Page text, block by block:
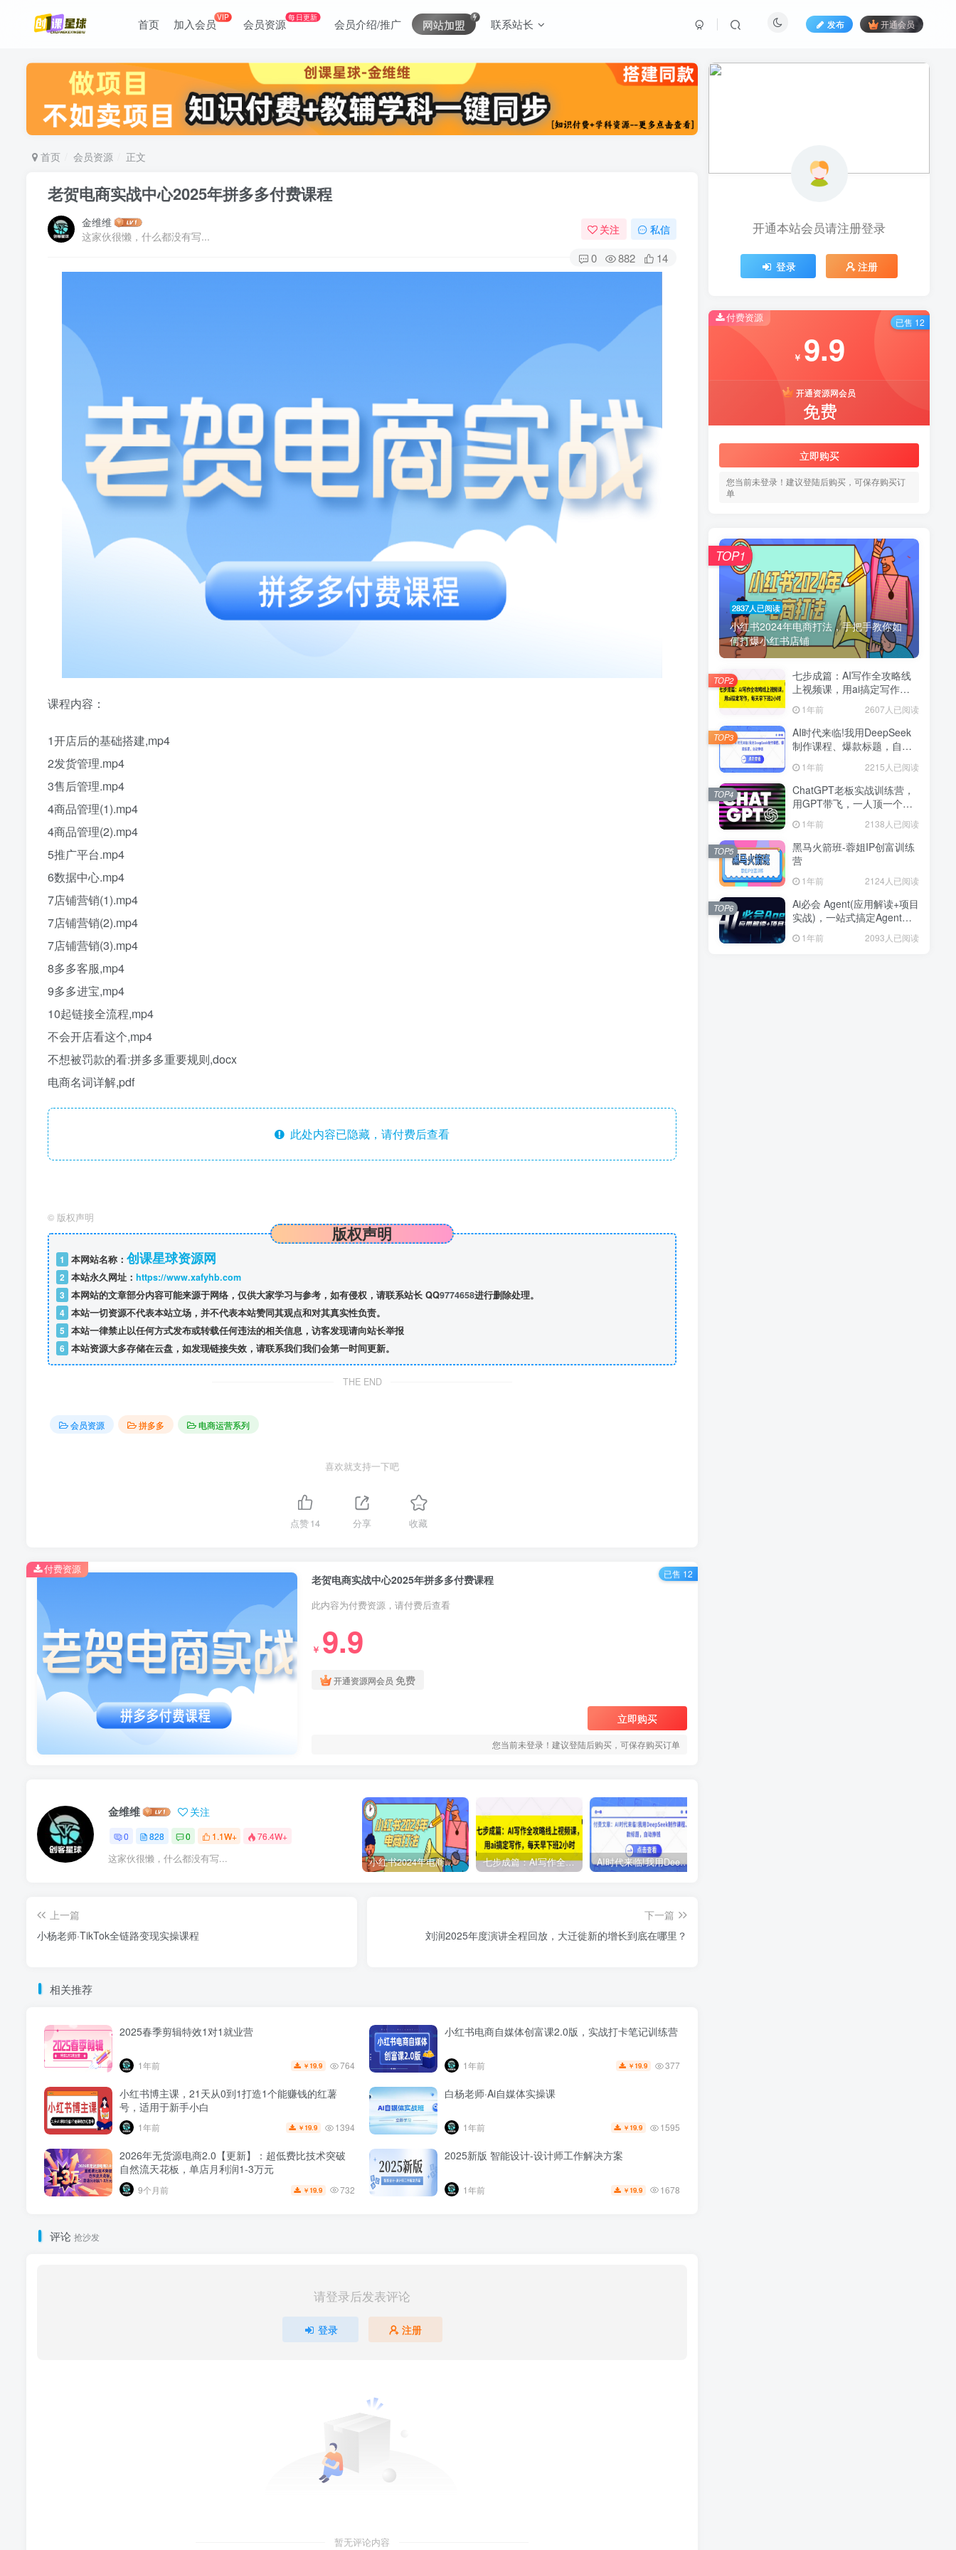
首页 加入会员VIP 会员资源 每日更新 会员介绍/推广 网站加盟 联系站长 发布 开通会员
首页 会员资源 正文
老贺电商实战中心2025年拼多多付费课程
金维维
这家伙很懒，什么都没有写...
关注 私信
0 882 14
课程内容：
1开店后的基础搭建,mp4
2发货管理.mp4
3售后管理.mp4
4商品管理(1).mp4
4商品管理(2).mp4
5推广平台.mp4
6数据中心.mp4
7店铺营销(1).mp4
7店铺营销(2).mp4
7店铺营销(3).mp4
8多多客服,mp4
9多多进宝,mp4
10起链接全流程,mp4
不会开店看这个,mp4
不想被罚款的看:拼多多重要规则,docx
电商名词详解,pdf
此处内容已隐藏，请付费后查看
© 版权声明
版权声明
1 本网站名称： 创课星球资源网
2 本站永久网址： https://www.xafyhb.com
3 本网站的文章部分内容可能来源于网络，仅供大家学习与参考，如有侵权，请联系站长 QQ9774658进行删除处理。
4 本站一切资源不代表本站立场，并不代表本站赞同其观点和对其真实性负责。
5 本站一律禁止以任何方式发布或转载任何违法的相关信息，访客发现请向站长举报
6 本站资源大多存储在云盘，如发现链接失效，请联系我们我们会第一时间更新。
THE END
会员资源 拼多多 电商运营系列
喜欢就支持一下吧
点赞14 分享 收藏
老贺电商实战中心2025年拼多多付费课程
此内容为付费资源，请付费后查看
￥ 9.9
开通资源网会员 免费
立即购买
您当前未登录！建议登陆后购买，可保存购买订单
付费资源 已售 12
金维维 关注
0 828 0 1.1W+ 76.4W+
这家伙很懒，什么都没有写... 小红书2024年电商打法，手把手教你如何打爆小红书店铺 七步成篇：AI写作全攻略线上视频课，用ai搞定写作，每天早下班2小时 AI时代来临!我用DeepSeek制作课程、爆款标题，自动挣钱
上一篇
小杨老师·TikTok全链路变现实操课程
下一篇
刘润2025年度演讲全程回放，大迁徙新的增长到底在哪里？
相关推荐
2025春季剪辑特效1对1就业营
1年前 ￥ 19.9 764
小红书电商自媒体创富课2.0版，实战打卡笔记训练营
1年前 ￥ 19.9 377
小红书博主课，21天从0到1打造1个能赚钱的红薯
号，适用于新手小白
1年前 ￥ 19.9 1394
白杨老师·Ai自媒体实操课
1年前 ￥ 19.9 1595
2026年无货源电商2.0【更新】：超低费比技术突破
自然流天花板，单店月利润1-3万元
9个月前 ￥ 19.9 732
2025新版 智能设计-设计师工作解决方案
1年前 ￥ 19.9 1678
评论 抢沙发
请登录后发表评论
登录 注册
暂无评论内容
开通本站会员请注册登录
登录 注册
付费资源
￥ 9.9
开通资源网会员
免费
立即购买
您当前未登录！建议登陆后购买，可保存购买订
单
已售 12
2837人已阅读
小红书2024年电商打法，手把手教你如
何打爆小红书店铺
TOP1
七步成篇：AI写作全攻略线
上视频课，用ai搞定写作，
每天早下班2小时
1年前 2607人已阅读
TOP2
AI时代来临!我用DeepSeek
制作课程、爆款标题，自动
1年前 2215人已阅读
TOP3
ChatGPT老板实战训练营，
用GPT带飞，一人顶一个团
1年前 2138人已阅读
TOP4
黑马火箭班-蓉姐IP创富训练
营
1年前 2124人已阅读
TOP5
Ai必会 Agent(应用解读+项目
实战)，一站式搞定Agent应
1年前 2093人已阅读
TOP6